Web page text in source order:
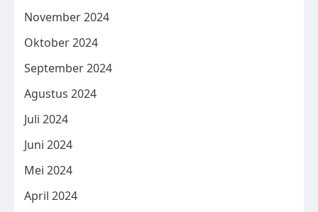
November 2024
Oktober 2024
September 2024
Agustus 2024
Juli 2024
Juni 2024
Mei 2024
April 2024